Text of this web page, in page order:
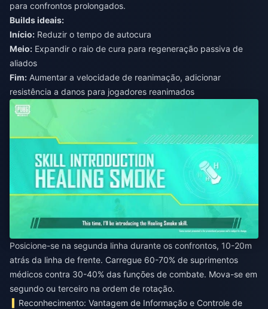
para confrontos prolongados.
Builds ideais:
Início: Reduzir o tempo de autocura
Meio: Expandir o raio de cura para regeneração passiva de
aliados
Fim: Aumentar a velocidade de reanimação, adicionar
resistência a danos para jogadores reanimados
Posicione-se na segunda linha durante os confrontos, 10-20m
atrás da linha de frente. Carregue 60-70% de suprimentos
médicos contra 30-40% das funções de combate. Mova-se em
segundo ou terceiro na ordem de rotação.
Reconhecimento: Vantagem de Informação e Controle de